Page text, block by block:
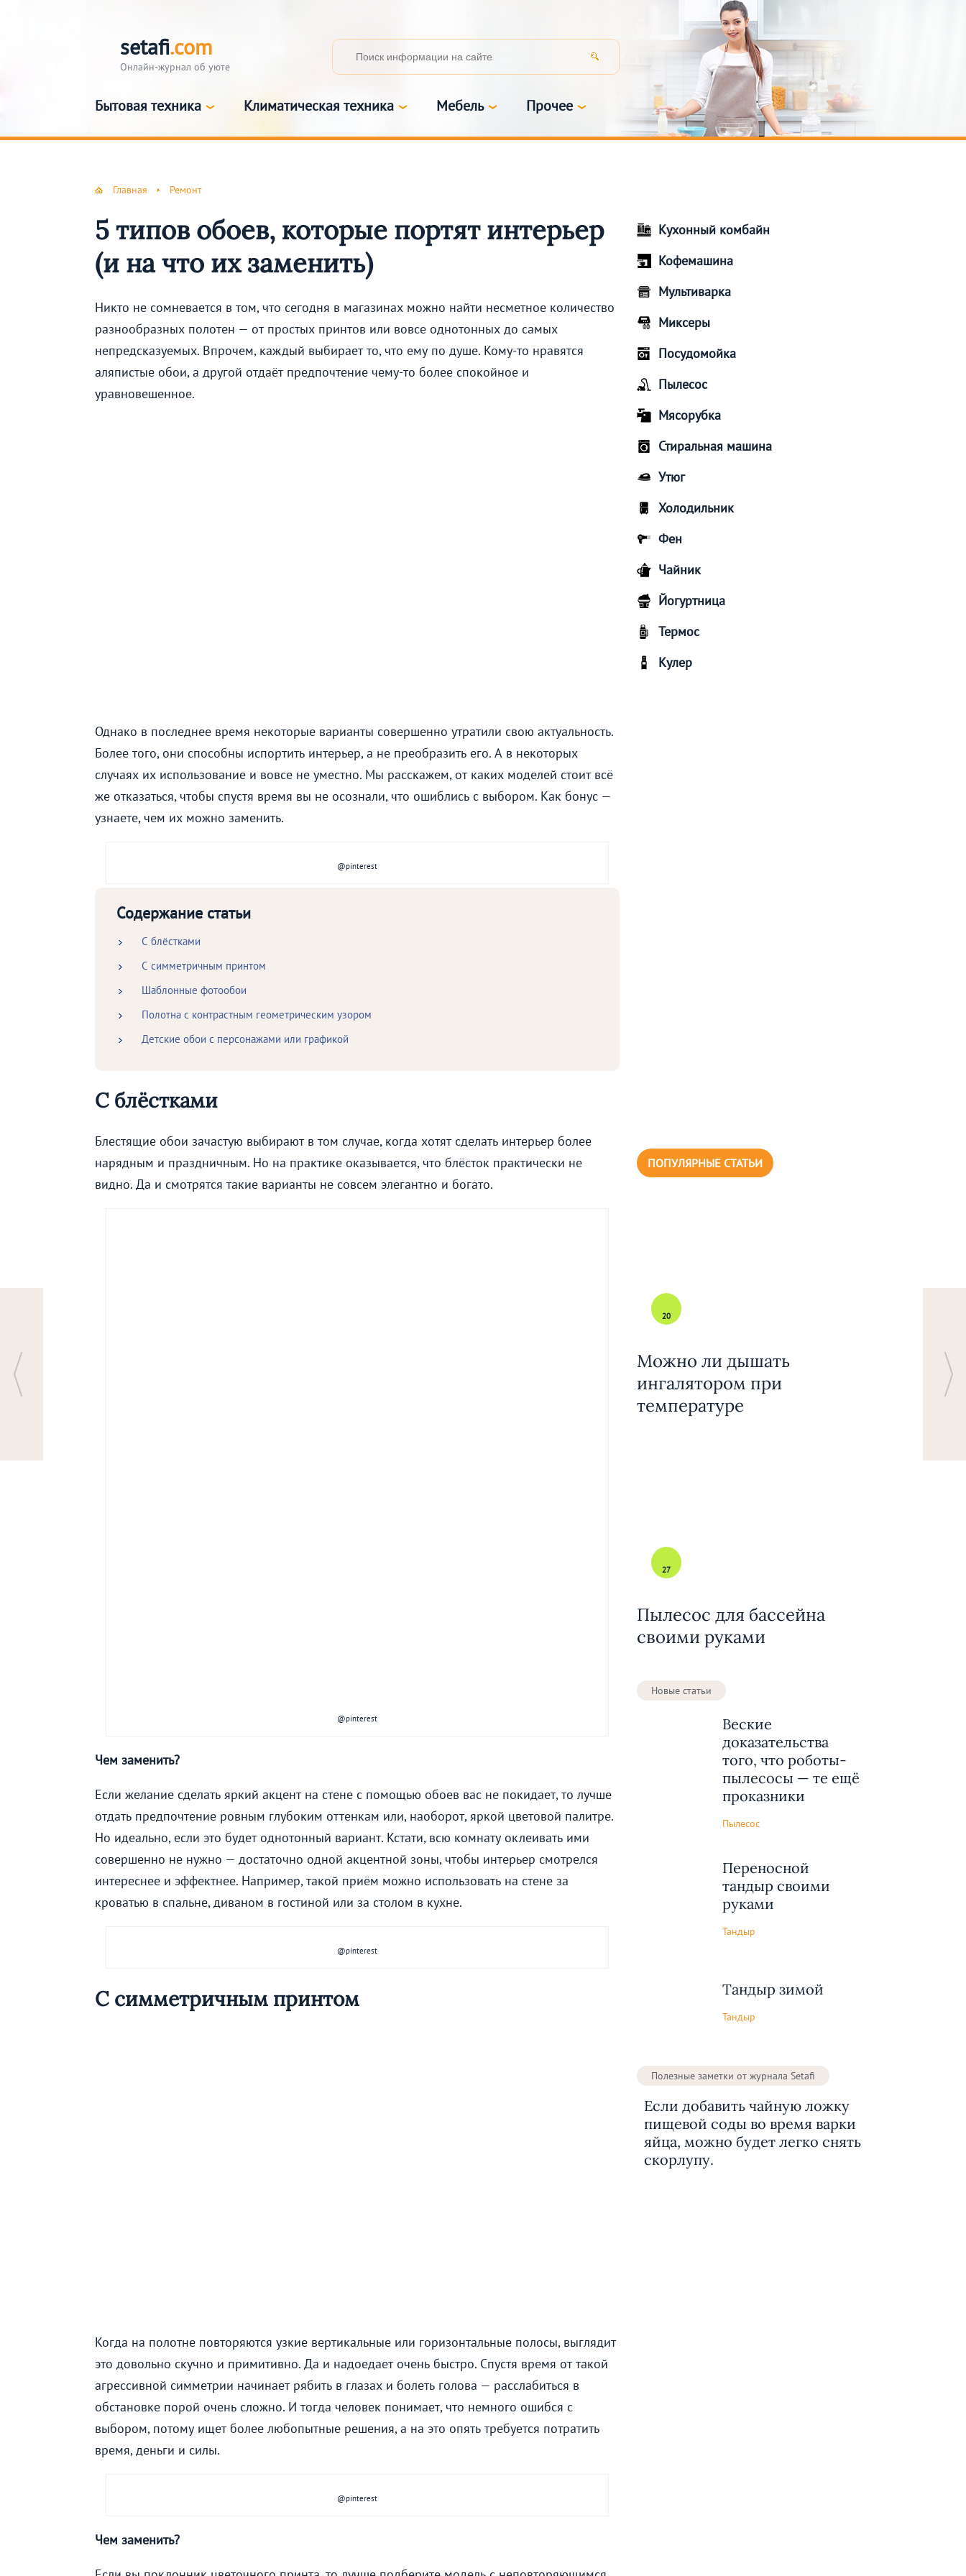
setafi.com
Онлайн-журнал об уюте
Бытовая техника Климатическая техника Мебель Прочее
Главная Ремонт
5 типов обоев, которые портят интерьер
(и на что их заменить)
Никто не сомневается в том, что сегодня в магазинах можно найти несметное количество
разнообразных полотен — от простых принтов или вовсе однотонных до самых
непредсказуемых. Впрочем, каждый выбирает то, что ему по душе. Кому-то нравятся
аляпистые обои, а другой отдаёт предпочтение чему-то более спокойное и
уравновешенное.
Однако в последнее время некоторые варианты совершенно утратили свою актуальность.
Более того, они способны испортить интерьер, а не преобразить его. А в некоторых
случаях их использование и вовсе не уместно. Мы расскажем, от каких моделей стоит всё
же отказаться, чтобы спустя время вы не осознали, что ошиблись с выбором. Как бонус —
узнаете, чем их можно заменить.
@pinterest
Содержание статьи
С блёстками
С симметричным принтом
Шаблонные фотообои
Полотна с контрастным геометрическим узором
Детские обои с персонажами или графикой
С блёстками
Блестящие обои зачастую выбирают в том случае, когда хотят сделать интерьер более
нарядным и праздничным. Но на практике оказывается, что блёсток практически не
видно. Да и смотрятся такие варианты не совсем элегантно и богато.
@pinterest
Чем заменить?
Если желание сделать яркий акцент на стене с помощью обоев вас не покидает, то лучше
отдать предпочтение ровным глубоким оттенкам или, наоборот, яркой цветовой палитре.
Но идеально, если это будет однотонный вариант. Кстати, всю комнату оклеивать ими
совершенно не нужно — достаточно одной акцентной зоны, чтобы интерьер смотрелся
интереснее и эффектнее. Например, такой приём можно использовать на стене за
кроватью в спальне, диваном в гостиной или за столом в кухне.
@pinterest
С симметричным принтом
Когда на полотне повторяются узкие вертикальные или горизонтальные полосы, выглядит
это довольно скучно и примитивно. Да и надоедает очень быстро. Спустя время от такой
агрессивной симметрии начинает рябить в глазах и болеть голова — расслабиться в
обстановке порой очень сложно. И тогда человек понимает, что немного ошибся с
выбором, потому ищет более любопытные решения, а на это опять требуется потратить
время, деньги и силы.
@pinterest
Чем заменить?
Кухонный комбайн
Кофемашина
Мультиварка
Миксеры
Посудомойка
Пылесос
Мясорубка
Стиральная машина
Утюг
Холодильник
Фен
Чайник
Йогуртница
Термос
Кулер
ПОПУЛЯРНЫЕ СТАТЬИ
20
Можно ли дышать
ингалятором при
температуре
27
Пылесос для бассейна
своими руками
Новые статьи
Веские
доказательства
того, что роботы-
пылесосы — те ещё
проказники
Пылесос
Переносной
тандыр своими
руками
Тандыр
Тандыр зимой
Тандыр
Полезные заметки от журнала Setafi